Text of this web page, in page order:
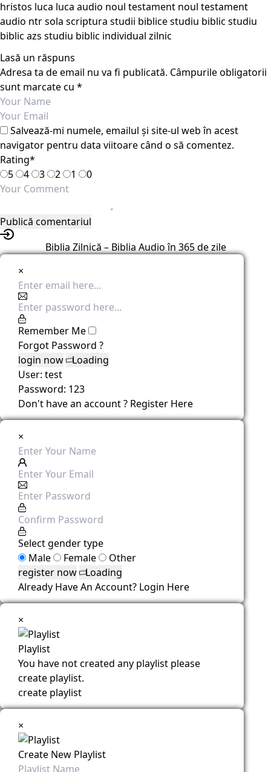
hristos luca luca audio noul testament noul testament
audio ntrsola scriptura studii biblicestudiu biblic studiu
biblic azs studiu biblic individual zilnic
Lasă un răspuns
Adresa ta de email nu va fi publicată. Câmpurile obligatorii
sunt marcate cu *
Salvează-mi numele, emailul și site-ul web în acest
navigator pentru data viitoare când o să comentez.
Rating*
5
4 3 2 1 0
Biblia Zilnică – Biblia Audio în 365 de zile
×
Remember Me
Forgot Password ?
Loading
User: test
Password: 123
Don't have an account ? Register Here
×
Select gender type
Male
Female
Other
Loading
Already Have An Account? Login Here
×
Playlist
You have not created any playlist please
create playlist.
create playlist
×
Create New Playlist